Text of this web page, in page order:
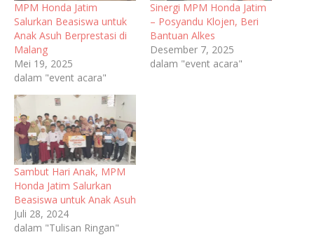
MPM Honda Jatim
Salurkan Beasiswa untuk
Anak Asuh Berprestasi di
Malang
Mei 19, 2025
dalam "event acara"
Sinergi MPM Honda Jatim
– Posyandu Klojen, Beri
Bantuan Alkes
Desember 7, 2025
dalam "event acara"
Sambut Hari Anak, MPM
Honda Jatim Salurkan
Beasiswa untuk Anak Asuh
Juli 28, 2024
dalam "Tulisan Ringan"